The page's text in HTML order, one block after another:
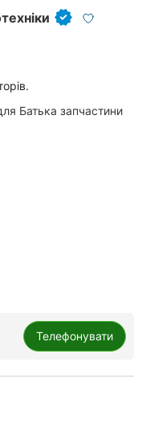
Батька запчастини
Телефонувати